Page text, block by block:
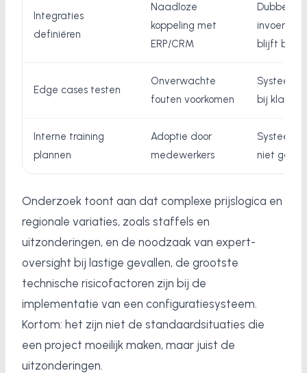
Integraties
definiëren
Naadloze
koppeling met
ERP/CRM
Dubbel
invoerwerk
blijft
Edge cases testen
Onverwachte
fouten voorkomen
bij
Interne training
plannen
Adoptie door
medewerkers
Systeem
niet
Onderzoek toont aan dat complexe prijslogica en
regionale variaties, zoals staffels en
uitzonderingen, en de noodzaak van expert-
oversight bij lastige gevallen, de grootste
technische risicofactoren zijn bij de
implementatie van een configuratiesysteem.
Kortom: het zijn niet de standaardsituaties die
een project moeilijk maken, maar juist de
uitzonderingen.